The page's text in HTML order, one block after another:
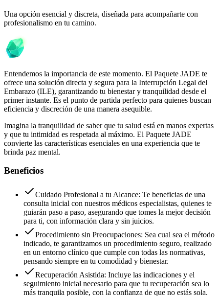
Una opción esencial y discreta, diseñada para acompañarte con
profesionalismo en tu camino.
Entendemos la importancia de este momento. El Paquete JADE te
ofrece una solución directa y segura para la Interrupción Legal del
Embarazo (ILE), garantizando tu bienestar y tranquilidad desde el
primer instante. Es el punto de partida perfecto para quienes buscan
eficiencia y discreción de una manera asequible.
Imagina la tranquilidad de saber que tu salud está en manos expertas
y que tu intimidad es respetada al máximo. El Paquete JADE
convierte las características esenciales en una experiencia que te
brinda paz mental.
Beneficios
Cuidado Profesional a tu Alcance: Te beneficias de una
consulta inicial con nuestros médicos especialistas, quienes te
guiarán paso a paso, asegurando que tomes la mejor decisión
para ti, con información clara y sin juicios.
Procedimiento sin Preocupaciones: Sea cual sea el método
indicado, te garantizamos un procedimiento seguro, realizado
en un entorno clínico que cumple con todas las normativas,
pensando siempre en tu comodidad y bienestar.
Recuperación Asistida: Incluye las indicaciones y el
seguimiento inicial necesario para que tu recuperación sea lo
más tranquila posible, con la confianza de que no estás sola.